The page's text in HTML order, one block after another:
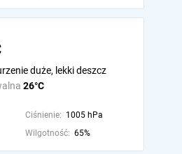
26°C
duże, lekki deszcz
Ciśnienie: 1005 hPa
Wilgotność: 65%